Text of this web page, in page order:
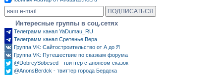
Интересные группы в соц.сетях
Телеграмм канал YaDumau_RU
Телеграмм канал Сретенье.Вера
Группа VK: Сайтостроительство от А до Я
Группа VK: Путешествие по сказкам форума
@DobreySobesed - твиттер с анонсом сказок
@AnonsBerdck - твиттер города Бердска